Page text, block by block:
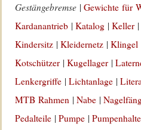
Gestängebremse |Gewichte für
Kardanantrieb |Katalog |Keller
Kindersitz |Kleidernetz |Klingel
Kotschützer |Kugellager |
Lenkergriffe |Lichtanlage |
MTB Rahmen |Nabe |
Pedalteile |Pumpe |